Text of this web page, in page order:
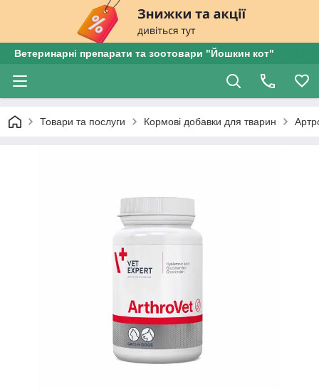
Ветеринарні препарати та зоотовари "Йошкин кот"
Товари та послуги Кормові добавки для тварин